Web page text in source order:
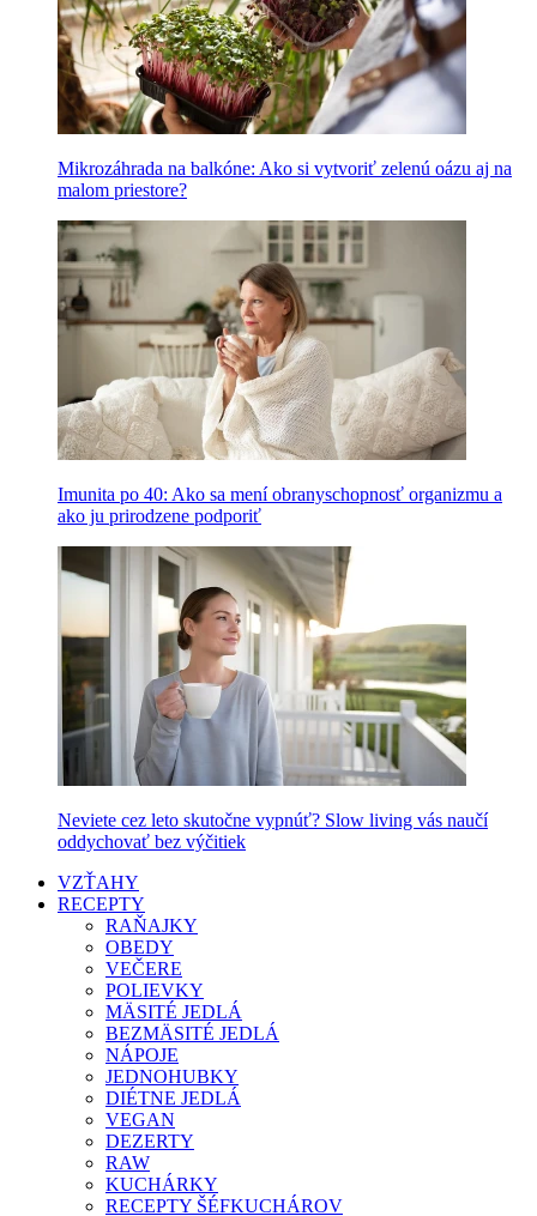
Mikrozáhrada na balkóne: Ako si vytvoriť zelenú oázu aj na
malom priestore?
Imunita po 40: Ako sa mení obranyschopnosť organizmu a
ako ju prirodzene podporiť
Neviete cez leto skutočne vypnúť? Slow living vás naučí
oddychovať bez výčitiek
VZŤAHY
RECEPTY
RAŇAJKY
OBEDY
VEČERE
POLIEVKY
MÄSITÉ JEDLÁ
BEZMÄSITÉ JEDLÁ
NÁPOJE
JEDNOHUBKY
DIÉTNE JEDLÁ
VEGAN
DEZERTY
RAW
KUCHÁRKY
RECEPTY ŠÉFKUCHÁROV